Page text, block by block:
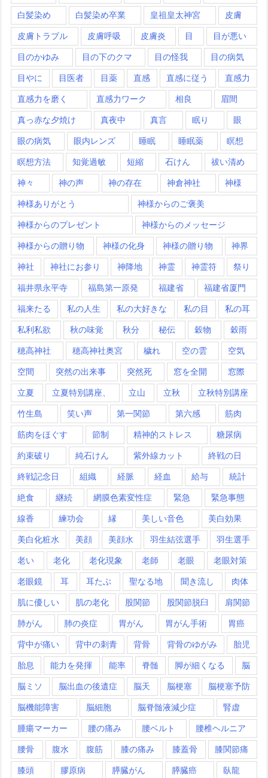
白髪染め 白髪染め卒業 皇祖皇太神宮 皮膚
皮膚トラブル 皮膚呼吸 皮膚炎 目 目が悪い
目のかゆみ 目の下のクマ 目の怪我 目の病気
目やに 目医者 目薬 直感 直感に従う 直感力
直感力を磨く 直感力ワーク 相良 眉間
真っ赤な夕焼け 真夜中 真言 眠り 眼
眼の病気 眼内レンズ 睡眠 睡眠薬 瞑想
瞑想方法 知覚過敏 短縮 石けん 祓い清め
神々 神の声 神の存在 神倉神社 神様
神様ありがとう 神様からのご褒美
神様からのプレゼント 神様からのメッセージ
神様からの贈り物 神様の化身 神様の贈り物 神界
神社 神社にお参り 神降地 神霊 神霊符 祭り
福井県永平寺 福島第一原発 福建省 福建省厦門
福来たる 私の人生 私の大好きな 私の目 私の耳
私利私欲 秋の味覚 秋分 秘伝 穀物 穀雨
穂高神社 穂高神社奥宮 穢れ 空の雲 空気
空間 突然の出来事 突然死 窓を全開 窓際
立夏 立夏特別講座、 立山 立秋 立秋特別講座
竹生島 笑い声 第一関節 第六感 筋肉
筋肉をほぐす 節制 精神的ストレス 糖尿病
約束破り 純石けん 紫外線カット 終戦の日
終戦記念日 組織 経脈 経血 給与 統計
絶食 継続 網膜色素変性症 緊急 緊急事態
線香 練功会 縁 美しい音色 美白効果
美白化粧水 美顔 美顔水 羽生結弦選手 羽生選手
老い 老化 老化現象 老師 老眼 老眼対策
老眼鏡 耳 耳たぶ 聖なる地 聞き流し 肉体
肌に優しい 肌の老化 股関節 股関節脱臼 肩関節
肺がん 肺の炎症 胃がん 胃がん手術 胃癌
背中が痛い 背中の刺青 背骨 背骨のゆがみ 胎児
胎息 能力を発揮 能率 脊髄 脚が細くなる 脳
脳ミソ 脳出血の後遺症 脳天 脳梗塞 脳梗塞予防
脳機能障害 脳細胞 脳脊髄液減少症 腎虚
腫瘍マーカー 腰の痛み 腰ベルト 腰椎ヘルニア
腰骨 腹水 腹筋 膝の痛み 膝蓋骨 膝関節痛
膝頭 膠原病 膵臓がん 膵臓癌 臥龍